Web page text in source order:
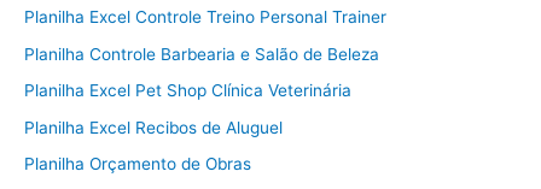
Planilha Excel Controle Treino Personal Trainer
Planilha Controle Barbearia e Salão de Beleza
Planilha Excel Pet Shop Clínica Veterinária
Planilha Excel Recibos de Aluguel
Planilha Orçamento de Obras